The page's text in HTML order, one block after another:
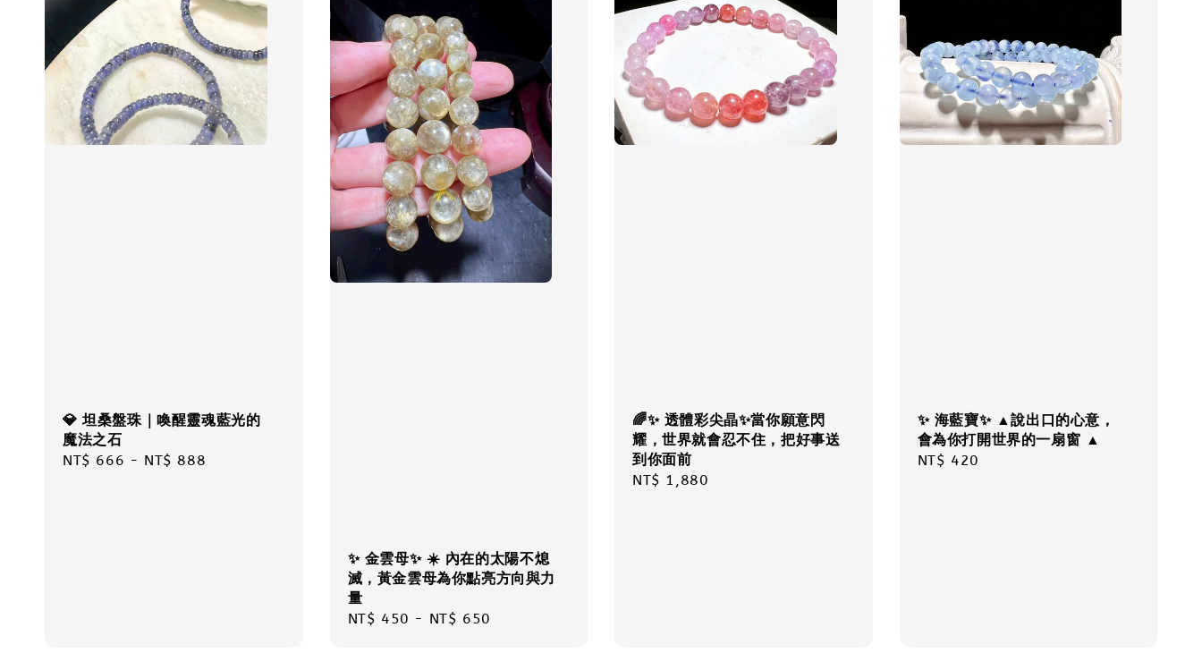
💎 坦桑盤珠｜喚醒靈魂藍光的
魔法之石
Regular
NT$ 666 - NT$ 888
✨ 金雲母✨ ☀️ 內在的太陽不熄
滅，黃金雲母為你點亮方向與力
量
Regular
NT$ 450 - NT$ 650
🌈✨ 透體彩尖晶✨當你願意閃
耀，世界就會忍不住，把好事送
到你面前
Regular
NT$ 1,880
✨ 海藍寶✨ ▲說出口的心意，
會為你打開世界的一扇窗 ▲
Regular
NT$ 420